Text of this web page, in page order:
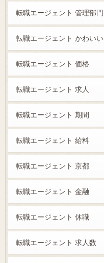
転職エージェント 管理部門
転職エージェント かわいい
転職エージェント 価格
転職エージェント 求人
転職エージェント 期間
転職エージェント 給料
転職エージェント 京都
転職エージェント 金融
転職エージェント 休職
転職エージェント 求人数